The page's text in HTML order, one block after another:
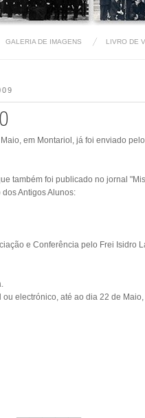
GALERIA DE IMAGENS LIVRO DE
em Montariol, já foi enviado
também foi publicado no jornal
Antigos Alunos:
e Conferência pelo Frei Isidro
electrónico, até ao dia 22 de Maio,